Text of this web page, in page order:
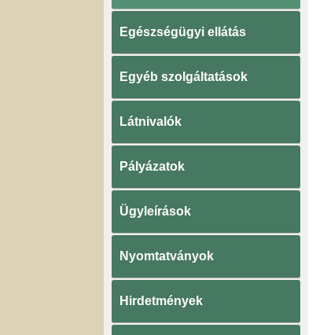
Egészségügyi ellátás
Egyéb szolgáltatások
Látnivalók
Pályázatok
Ügyleírások
Nyomtatványok
Hirdetmények